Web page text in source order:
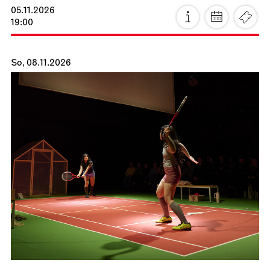
05.11.2026
19:00
So, 08.11.2026